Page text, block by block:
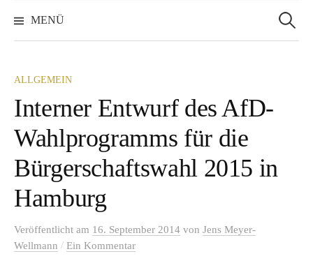
MENÜ
nach:
ALLGEMEIN
Interner Entwurf des AfD-
Wahlprogramms für die
Bürgerschaftswahl 2015 in
Hamburg
Veröffentlicht am 16. September 2014 von Jens Meyer-
Wellmann / Ein Kommentar